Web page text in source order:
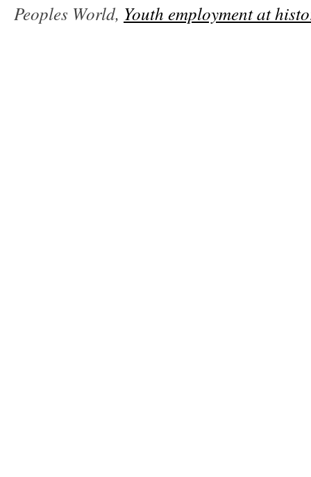
Peoples World, Youth employment at